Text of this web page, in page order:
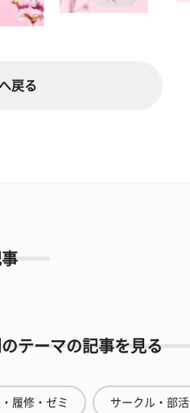
戻る
テーマの記事を見る
履修・ゼミ サークル・部活